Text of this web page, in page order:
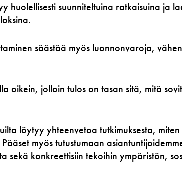
huolellisesti suunniteltuina ratkaisuina ja
säästää myös luonnonvaroja,
oikein, jolloin tulos on tasan sitä, mitä
löytyy yhteenvetoa tutkimuksesta,
myös tutustumaan
sekä konkreettisiin tekoihin ympäristön,